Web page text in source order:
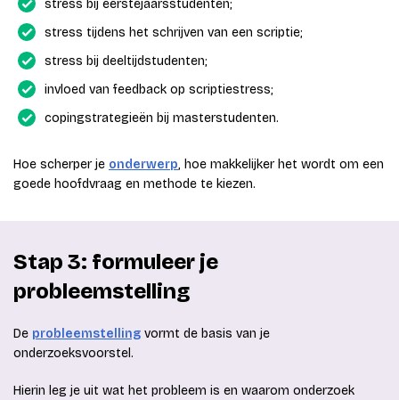
stress bij eerstejaarsstudenten;
stress tijdens het schrijven van een scriptie;
stress bij deeltijdstudenten;
invloed van feedback op scriptiestress;
copingstrategieën bij masterstudenten.
Hoe scherper je onderwerp, hoe makkelijker het wordt om een
goede hoofdvraag en methode te kiezen.
Stap 3: formuleer je
probleemstelling
De probleemstelling vormt de basis van je
onderzoeksvoorstel.
Hierin leg je uit wat het probleem is en waarom onderzoek